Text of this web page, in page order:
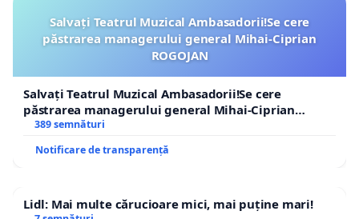
Salvați Teatrul Muzical Ambasadorii!Se cere
păstrarea managerului general Mihai-Ciprian
ROGOJAN
Salvați Teatrul Muzical Ambasadorii!Se cere
păstrarea managerului general Mihai-Ciprian
ROGOJAN
389 semnături
Notificare de transparență
Lidl: Mai multe cărucioare mici, mai puține mari!